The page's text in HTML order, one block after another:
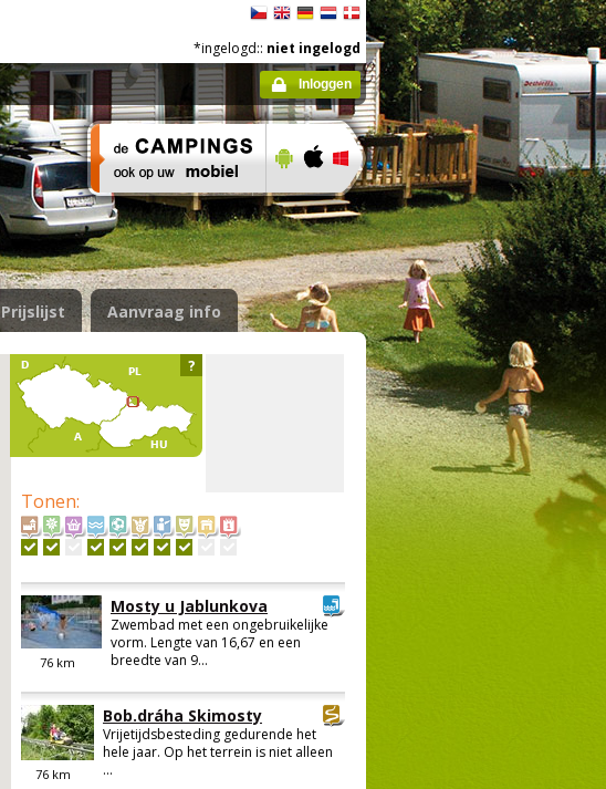
*ingelogd:: niet ingelogd
Inloggen
Prijslijst Aanvraag info
?
Tonen:
76km
Mosty u Jablunkova
Zwembad met een ongebruikelijke
vorm. Lengte van 16,67 en een
breedte van 9...
76 km
Bob.dráha Skimosty
Vrijetijdsbesteding gedurende het
hele jaar. Op het terrein is niet alleen
...